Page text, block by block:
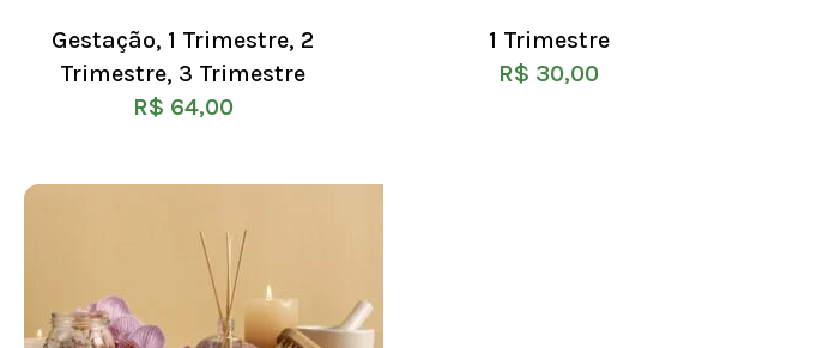
Gestação, 1 Trimestre, 2
Trimestre, 3 Trimestre
R$ 64,00
1 Trimestre
R$ 30,00